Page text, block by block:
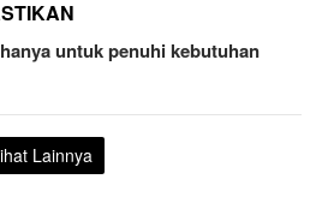
untuk penuhi kebutuhan
Lainnya